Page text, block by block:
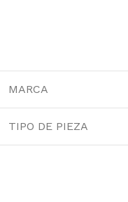
MARCA
TIPO DE PIEZA